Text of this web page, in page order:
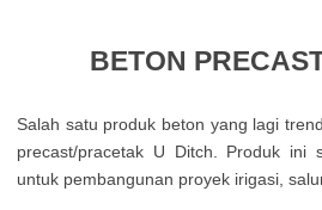
BETON
Salah satu produk beton yang lagi
precast/pracetak U Ditch. Produk ini
untuk pembangunan proyek irigasi,